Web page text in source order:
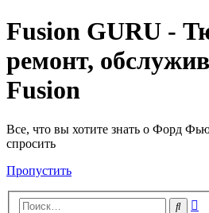
Fusion GURU -
ремонт,
Fusion
Все, что вы хотите знать о Форд
спросить
Пропустить
Поиск